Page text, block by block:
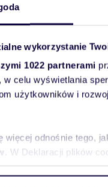
wykorzystanie
1022 partnerami
w celu wyświetlania
użytkowników i
więcej odnośnie tego,
. W Deklaracji plików
| NOWE MIASTO |
o
Miasto.
oraz dużą
na taras ok. 9 m²